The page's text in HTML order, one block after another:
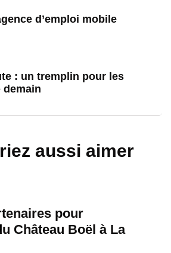
d’emploi mobile
: un tremplin pour les
demain
aussi aimer
pour
Château Boël à La